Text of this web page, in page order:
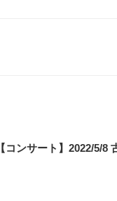
【コンサート】2022/5/8